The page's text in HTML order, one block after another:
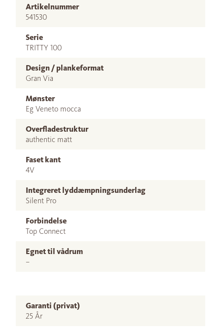
Artikelnummer
541530
Serie
TRITTY 100
Design / plankeformat
Gran Via
Mønster
Eg Veneto mocca
Overfladestruktur
authentic matt
Faset kant
4V
Integreret lyddæmpningsunderlag
Silent Pro
Forbindelse
Top Connect
Egnet til vådrum
–
Garanti (privat)
25 År